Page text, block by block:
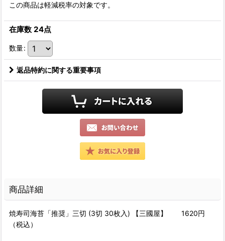
この商品は軽減税率の対象です。
在庫数 24点
数量:
返品特約に関する重要事項
商品詳細
焼寿司海苔「推奨」三切 (3切 30枚入) 【三國屋】 1620円
（税込）